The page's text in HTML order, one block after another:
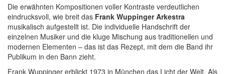
Die erwähnten Kompositionen voller Kontraste verdeutlichen
eindrucksvoll, wie breit das Frank Wuppinger Arkestra
musikalisch aufgestellt ist. Die individuelle Handschrift der
einzelnen Musiker und die kluge Mischung aus traditionellen und
modernen Elementen – das ist das Rezept, mit dem die Band ihr
Publikum in den Bann zieht.
Frank Wuppinger erblickt 1973 in München das Licht der Welt. Als